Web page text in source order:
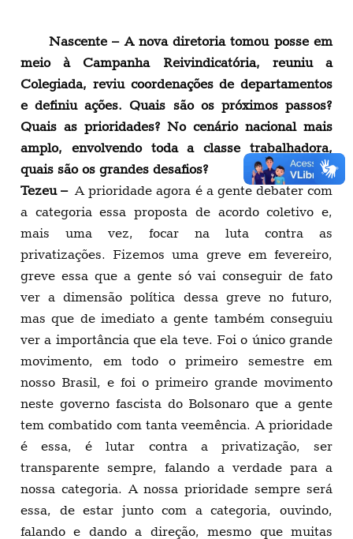
Nascente – A nova diretoria tomou posse em
meio à Campanha Reivindicatória, reuniu a
Colegiada, reviu coordenações de departamentos
e definiu ações. Quais são os próximos passos?
Quais as prioridades? No cenário nacional mais
amplo, envolvendo toda a classe trabalhadora,
quais são os grandes desafios?
Tezeu –A prioridade agora é a gente debater com
a categoria essa proposta de acordo coletivo e,
mais uma vez, focar na luta contra as
privatizações. Fizemos uma greve em fevereiro,
greve essa que a gente só vai conseguir de fato
ver a dimensão política dessa greve no futuro,
mas que de imediato a gente também conseguiu
ver a importância que ela teve. Foi o único grande
movimento, em todo o primeiro semestre em
nosso Brasil, e foi o primeiro grande movimento
neste governo fascista do Bolsonaro que a gente
tem combatido com tanta veemência. A prioridade
é essa, é lutar contra a privatização, ser
transparente sempre, falando a verdade para a
nossa categoria. A nossa prioridade sempre será
essa, de estar junto com a categoria, ouvindo,
falando e dando a direção, mesmo que muitas